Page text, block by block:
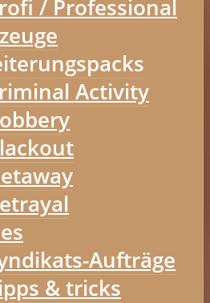
/ Professional
Activity
Aufträge
& tricks